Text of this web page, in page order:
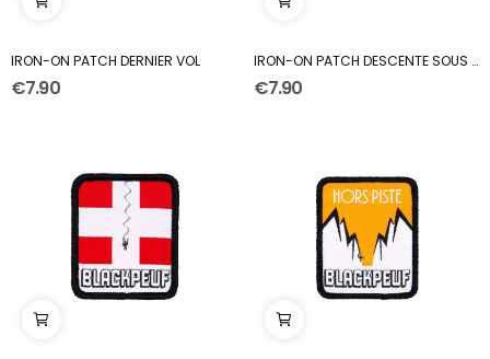
IRON-ON PATCH DERNIER VOL
€7.90
IRON-ON PATCH DESCENTE SOUS LES CABINES
€7.90